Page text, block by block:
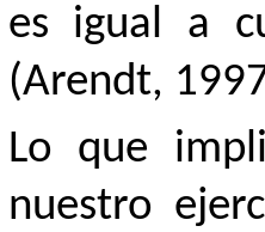
es igual a
(Arendt,
Lo que
nuestro